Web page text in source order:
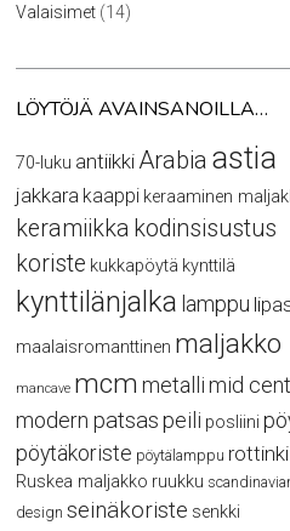
Valaisimet 1414
LÖYTÖJÄ AVAINSANOILLA…
70-luku antiikki Arabia astia
jakkara kaappi keraaminen
keramiikka kodinsisustus
koriste kukkapöytä kynttilä
kynttilänjalka lamppu
maalaisromanttinen maljakko
mancave mcm metallimid
modern patsaspeili posliini
pöytäkoriste pöytälamppu rottinki
Ruskea maljakko ruukku
design seinäkoriste senkki